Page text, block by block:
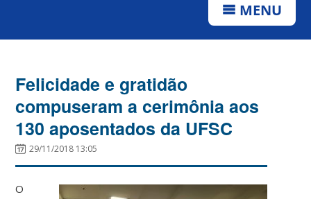
MENU
Felicidade e gratidão
compuseram a cerimônia aos
130 aposentados da UFSC
29/11/2018 13:05
O